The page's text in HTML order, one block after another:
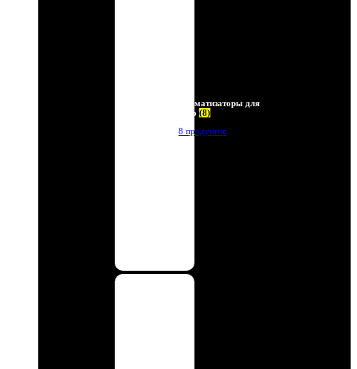
Ароматизаторы для
авто (8)
8 продуктов